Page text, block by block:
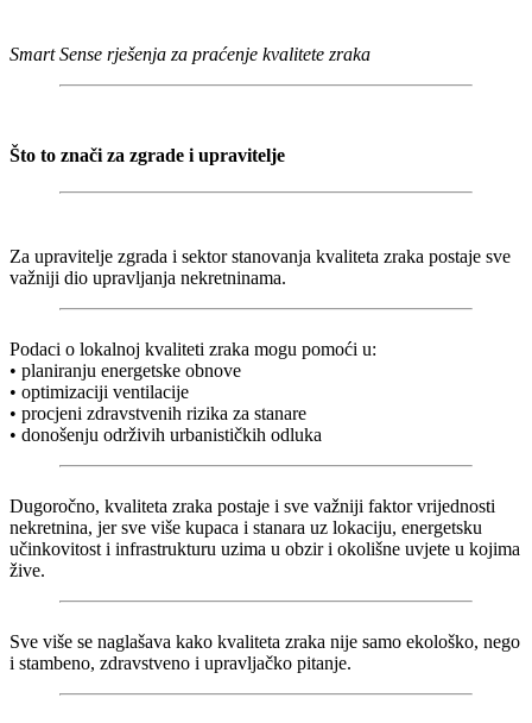
Smart Sense rješenja za praćenje kvalitete zraka
Što to znači za zgrade i upravitelje
Za upravitelje zgrada i sektor stanovanja kvaliteta zraka postaje sve
važniji dio upravljanja nekretninama.
Podaci o lokalnoj kvaliteti zraka mogu pomoći u:
• planiranju energetske obnove
• optimizaciji ventilacije
• procjeni zdravstvenih rizika za stanare
• donošenju održivih urbanističkih odluka
Dugoročno, kvaliteta zraka postaje i sve važniji faktor vrijednosti
nekretnina, jer sve više kupaca i stanara uz lokaciju, energetsku
učinkovitost i infrastrukturu uzima u obzir i okolišne uvjete u kojima
žive.
Sve više se naglašava kako kvaliteta zraka nije samo ekološko, nego
i stambeno, zdravstveno i upravljačko pitanje.